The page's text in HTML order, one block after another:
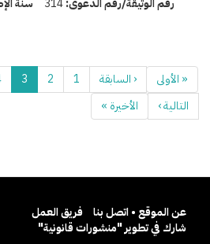
« الأولى ‹ السابقة 1
2
3
التالية ›
الأخيرة »
عن الموقع • اتصل بنا
فريق العمل
شارك في تطوير "منشورات قانونية"